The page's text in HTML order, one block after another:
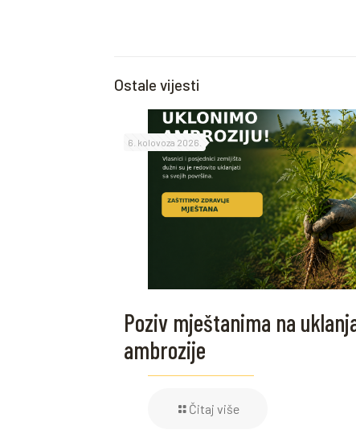
Ostale vijesti
6. kolovoza 2026.
Poziv mještanima na
ambrozije
Čitaj više